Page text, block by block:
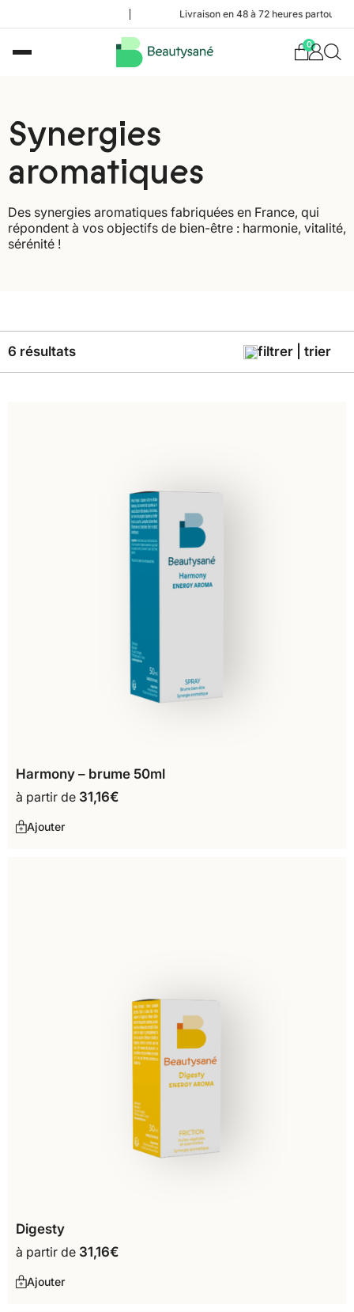
Livraison en 48 à 72 heures partout en
0
Synergies
aromatiques
Des synergies aromatiques fabriquées en France, qui
répondent à vos objectifs de bien-être : harmonie, vitalité,
sérénité !
filtrer | trier
6 résultats
Harmony – brume 50ml
à partir de 31,16€
Ajouter
Digesty
à partir de 31,16€
Ajouter